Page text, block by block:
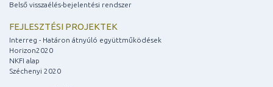
Belső visszaélés-bejelentési rendszer
FEJLESZTÉSI PROJEKTEK
Interreg - Határon átnyúló együttműködések
Horizon2020
NKFI alap
Széchenyi 2020